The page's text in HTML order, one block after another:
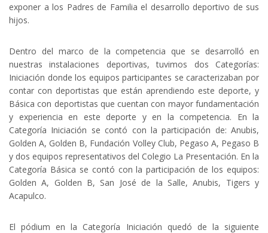
exponer a los Padres de Familia el desarrollo deportivo de sus
hijos.
Dentro del marco de la competencia que se desarrolló en
nuestras instalaciones deportivas, tuvimos dos Categorías:
Iniciación donde los equipos participantes se caracterizaban por
contar con deportistas que están aprendiendo este deporte, y
Básica con deportistas que cuentan con mayor fundamentación
y experiencia en este deporte y en la competencia. En la
Categoría Iniciación se contó con la participación de: Anubis,
Golden A, Golden B, Fundación Volley Club, Pegaso A, Pegaso B
y dos equipos representativos del Colegio La Presentación. En la
Categoría Básica se contó con la participación de los equipos:
Golden A, Golden B, San José de la Salle, Anubis, Tigers y
Acapulco.
El pódium en la Categoría Iniciación quedó de la siguiente